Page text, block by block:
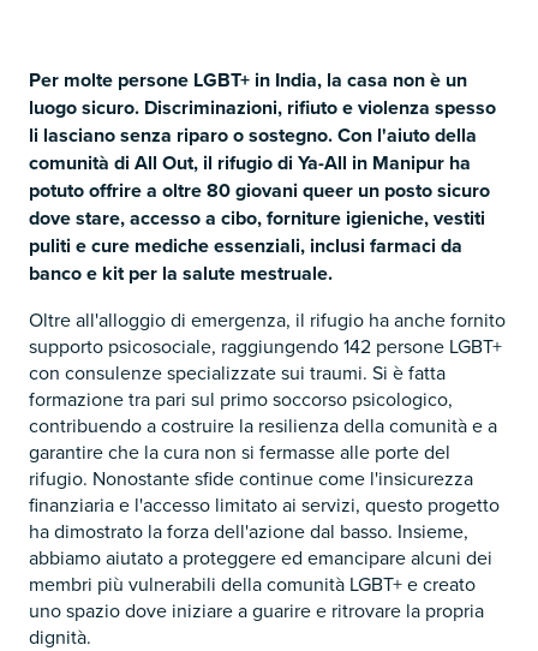
Per molte persone LGBT+ in India, la casa non è un
luogo sicuro. Discriminazioni, rifiuto e violenza spesso
li lasciano senza riparo o sostegno. Con l'aiuto della
comunità di All Out, il rifugio di Ya-All in Manipur ha
potuto offrire a oltre 80 giovani queer un posto sicuro
dove stare, accesso a cibo, forniture igieniche, vestiti
puliti e cure mediche essenziali, inclusi farmaci da
banco e kit per la salute mestruale.
Oltre all'alloggio di emergenza, il rifugio ha anche fornito
supporto psicosociale, raggiungendo 142 persone LGBT+
con consulenze specializzate sui traumi. Si è fatta
formazione tra pari sul primo soccorso psicologico,
contribuendo a costruire la resilienza della comunità e a
garantire che la cura non si fermasse alle porte del
rifugio. Nonostante sfide continue come l'insicurezza
finanziaria e l'accesso limitato ai servizi, questo progetto
ha dimostrato la forza dell'azione dal basso. Insieme,
abbiamo aiutato a proteggere ed emancipare alcuni dei
membri più vulnerabili della comunità LGBT+ e creato
uno spazio dove iniziare a guarire e ritrovare la propria
dignità.